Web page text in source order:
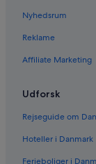
Nyhedsrum
Reklame
Affiliate Marketing
Udforsk
Rejseguide om
Hoteller i Danmark
Ferieboliger i